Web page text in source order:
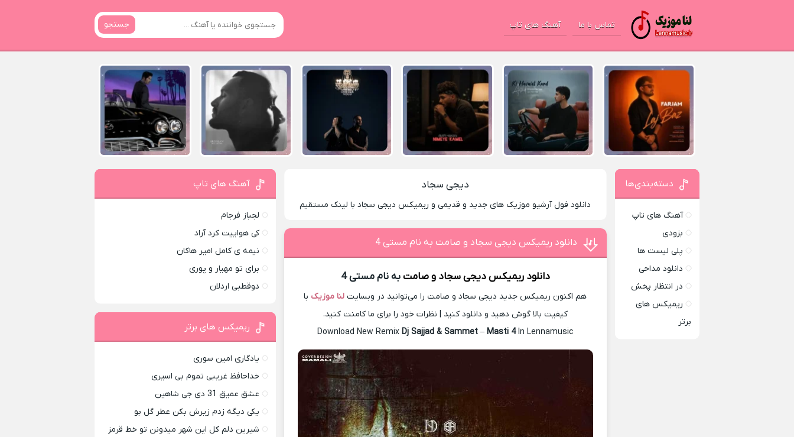
تماس با ما آهنگ های تاپ جستجو
دیجی سجاد
دانلود فول آرشیو موزیک های جدید و قدیمی و ریمیکس دیجی سجاد با لینک مستقیم
دانلود ریمیکس دیجی سجاد و صامت به نام مستی 4
دانلود ریمیکسدیجی سجاد و صامتبه نام مستی 4
هم اکنون ریمیکس جدید دیجی سجاد و صامت را می‌توانید در وبسایت لنا موزیک با
کیفیت بالا گوش دهید و دانلود کنید | نظرات خود را برای ما کامنت کنید.
Download New RemixDj Sajjad & Sammet –Masti 4In Lennamusic
دسته‌بندی‌ها
آهنگ های تاپ
بزودی
پلی لیست ها
دانلود مداحی
در انتظار پخش
ریمیکس های
برتر
آهنگ های تاپ
لجباز فرجام
کی هواییت کرد آراد
نیمه ی کامل امیر هاکان
برای تو مهیار و پوری
دوقطبی اردلان
ریمیکس های برتر
یادگاری امین سوری
خداحافظ غریبی تموم بی اسیری
عشق عمیق 31 دی جی شاهین
یکی دیگه زدم زیرش بکن عطر گل بو
شیرین دلم کل این شهر میدونن تو خط قرمز